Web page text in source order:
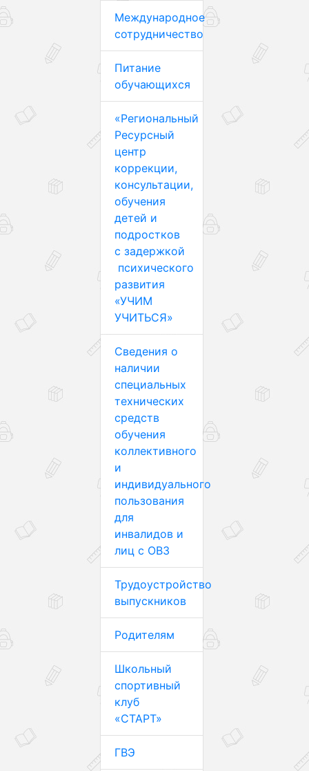
Международное
сотрудничество
Питание
обучающихся
«Региональный
Ресурсный
центр
коррекции,
консультации,
обучения
детей и
подростков
с задержкой
психического
развития
«УЧИМ
УЧИТЬСЯ»
Сведения о
наличии
специальных
технических
средств
обучения
коллективного
и
индивидуального
пользования
для
инвалидов и
лиц с ОВЗ
Трудоустройство
выпускников
Родителям
Школьный
спортивный
клуб
«СТАРТ»
ГВЭ